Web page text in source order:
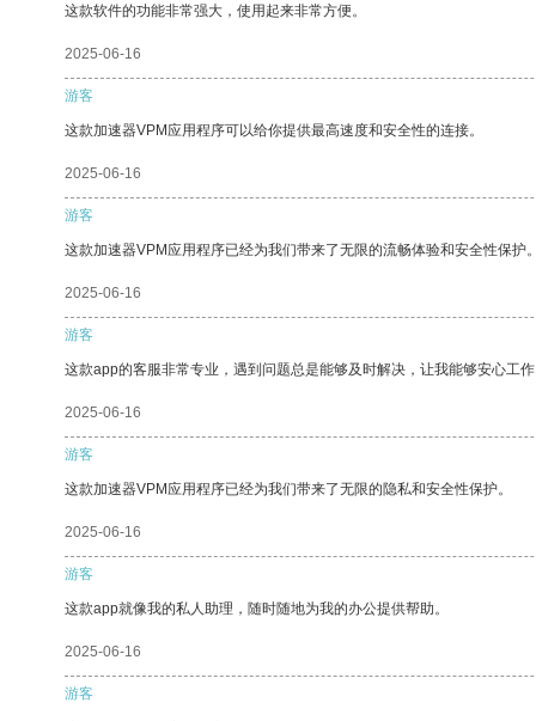
这款软件的功能非常强大，使用起来非常方便。
2025-06-16
游客
这款加速器VPM应用程序可以给你提供最高速度和安全性的连接。
2025-06-16
游客
这款加速器VPM应用程序已经为我们带来了无限的流畅体验和安全性保护
2025-06-16
游客
这款app的客服非常专业，遇到问题总是能够及时解决，让我能够安心工
2025-06-16
游客
这款加速器VPM应用程序已经为我们带来了无限的隐私和安全性保护。
2025-06-16
游客
这款app就像我的私人助理，随时随地为我的办公提供帮助。
2025-06-16
游客